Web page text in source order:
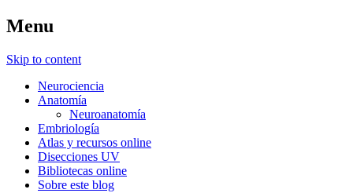
Menu
Skip to content
Neurociencia
Anatomía
Neuroanatomía
Embriología
Atlas y recursos online
Disecciones UV
Bibliotecas online
Sobre este blog